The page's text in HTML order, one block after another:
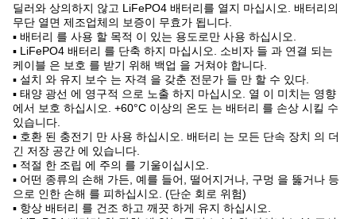
딜러와 상의하지 않고 LiFePO4 배터리를 열지 마십시오. 배터리의
무단 열면 제조업체의 보증이 무효가 됩니다.
▪ 배터리 를 사용 할 목적 이 있는 용도로만 사용 하십시오.
▪ LiFePO4 배터리 를 단축 하지 마십시오. 소비자 들 과 연결 되는
케이블 은 보호 를 받기 위해 백업 을 거쳐야 합니다.
▪ 설치 와 유지 보수 는 자격 을 갖춘 전문가 들 만 할 수 있다.
▪ 태양 광선 에 영구적 으로 노출 하지 마십시오. 열 이 미치는 영향
에서 보호 하십시오. +60°C 이상의 온도 는 배터리 를 손상 시킬 수
있습니다.
▪ 호환 된 충전기 만 사용 하십시오. 배터리 는 모든 단속 장치 의 더
긴 저장 공간 에 있습니다.
▪ 적절 한 조립 에 주의 를 기울이십시오.
▪ 어떤 종류의 손해 가든, 예를 들어, 떨어지거나, 구멍 을 뚫거나 등
으로 인한 손해 를 피하십시오. (단순 회로 위험)
▪ 항상 배터리 를 건조 하고 깨끗 하게 유지 하십시오.